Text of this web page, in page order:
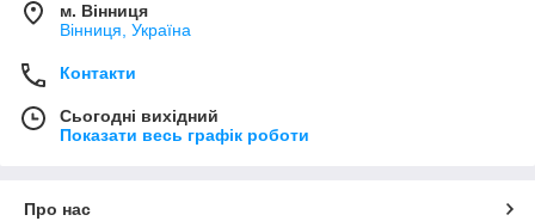
м. Вінниця
Вінниця, Україна
Контакти
Сьогодні вихідний
Показати весь графік роботи
Про нас